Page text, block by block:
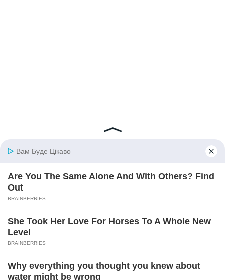
Політика конфіденційності та умови користування
сайтом (Privacy Policy)